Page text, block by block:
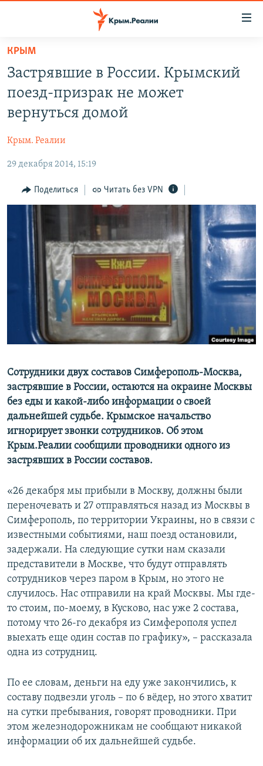
Вернуться
основному
содержанию
главной
навигации
Вернутся
поиску
СПЕЦПРОЕКТЫ
ЕЩЕ
ИНТЕРАКТИВ
ИНФОГРАФИКА
ТЕЛЕПРОЕКТ КРЫМ.РЕАЛИИ
СОВЕТЫ ПРАВОЗАЩИТНИКОВ
ПРОПАВШИЕ БЕЗ ВЕСТИ
ПОБЕДИТЕЛЕЙ НЕ СУДЯТ?
КРЫМ.НЕПОКОРЕННЫЙ
УКРАИНСКАЯ ПРОБЛЕМА КРЫМА
РАДІО СВОБОДА
КАК ОБОЙТИ БЛОКИРОВКУ
Українською
Qırımtatar
ПРИСОЕДИНЯЙТЕСЬ!
КРЫМ
Застрявшие в России. Крымский
поезд-призрак не может
вернуться домой
Крым. Реалии
29 декабря 2014, 15:19
Поделиться Читать без VPN
Сотрудники двух составов Симферополь-Москва,
застрявшие в России, остаются на окраине Москвы
без еды и какой-либо информации о своей
дальнейшей судьбе. Крымское начальство
игнорирует звонки сотрудников. Об этом
Крым.Реалии сообщили проводники одного из
застрявших в России составов.
«26 декабря мы прибыли в Москву, должны были
переночевать и 27 отправляться назад из Москвы в
Симферополь, по территории Украины, но в связи с
известными событиями, наш поезд остановили,
задержали. На следующие сутки нам сказали
представители в Москве, что будут отправлять
сотрудников через паром в Крым, но этого не
случилось. Нас отправили на край Москвы. Мы где-
то стоим, по-моему, в Кусково, нас уже 2 состава,
потому что 26-го декабря из Симферополя успел
выехать еще один состав по графику», – рассказала
одна из сотрудниц.
По ее словам, деньги на еду уже закончились, к
составу подвезли уголь – по 6 вёдер, но этого хватит
на сутки пребывания, говорят проводники. При
этом железнодорожникам не сообщают никакой
информации об их дальнейшей судьбе.